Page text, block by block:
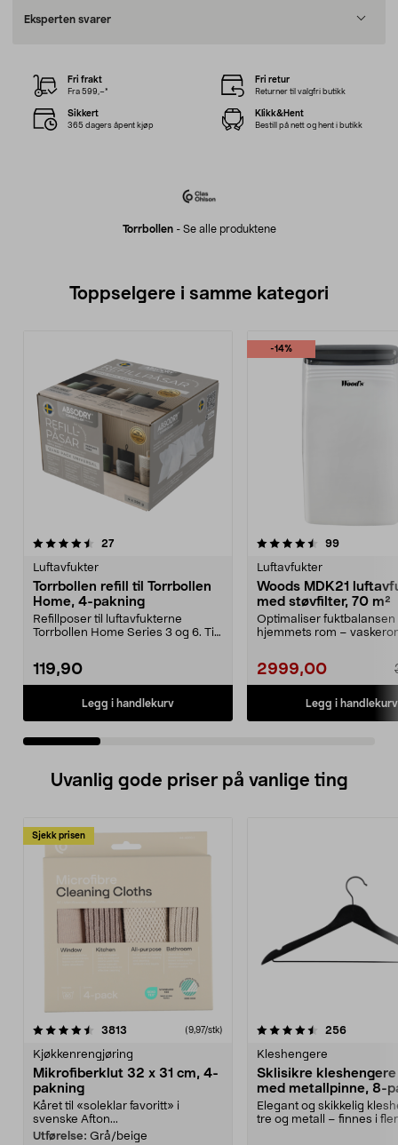
Eksperten svarer
Torrbollen- Se alle produktene
Fri frakt
Fra 599,–*
Fri retur
Returner til valgfri butikk
Sikkert
365 dagers åpent kjøp
Klikk&Hent
Bestill på nett og hent i butikk
Toppselgere i samme kategori
27anmeldelser
Luftavfukter
Torrbollen refill til Torrbollen
Home, 4-pakning
Refillposer til luftavfukterne
Torrbollen Home Series 3 og 6. Til
119,90
Legg i handlekurv
-14%
4.5 av 5 stjerner 99
Luftavfukter
Woods MDK21
med støvfilter, 70 m²
Optimaliser fuktbalansen
hjemmets rom –
2999,00
Legg i handlekurv
4.5 av 5 stjerner
Uvanlig gode priser på vanlige ting
Sjekk prisen
3813 anmeldelser(9,97/stk)
Kjøkkenrengjøring
Mikrofiberklut 32 x 31 cm, 4-
pakning
Kåret til «soleklar favoritt» i
svenske Afton...
Utførelse: Grå/beige
4.5av 5 stjerner 256
Kleshengere
Sklisikre
med metallpinne, 8-
Elegant og skikkelig
tre og metall – finnes i
4.5av 5 stjerner